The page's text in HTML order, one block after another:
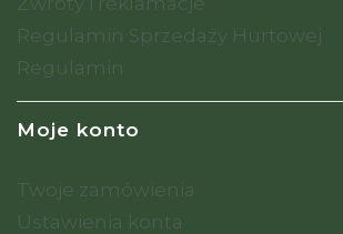
Regulamin Sprzedaży Hurtowej
Regulamin
Moje konto
Twoje zamówienia
Ustawienia konta